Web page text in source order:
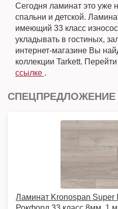
Сегодня ламинат это уже
спальни и детской.
имеющий 33 класс
укладывать в гостиных,
интернет-магазине Вы
коллекции Tarkett.
ссылке .
СПЕЦПРЕДЛОЖЕНИЕ
Ламинат Kronospan Super